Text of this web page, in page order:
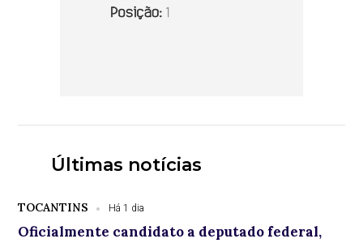
Últimas notícias
TOCANTINS Há 1 dia
Oficialmente candidato a deputado federal,